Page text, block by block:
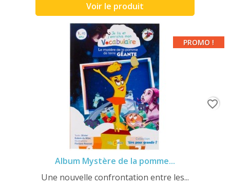
Voir le produit
Album Mystère de la pomme...
Une nouvelle confrontation entre les...
PROMO !
favorite_border